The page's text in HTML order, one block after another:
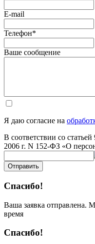
E-mail
Телефон*
Ваше сообщение
Я даю согласие на
В соответствии со
2006 г. N 152-ФЗ «О
Отправить
Спасибо!
Ваша заявка отправлена.
время
Спасибо!